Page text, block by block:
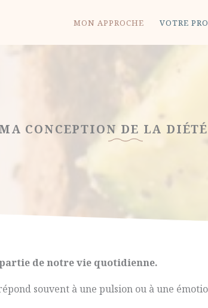
MON APPROCHE VOTRE
MA CONCEPTION DE LA
de notre vie quotidienne.
souvent à une pulsion ou à une